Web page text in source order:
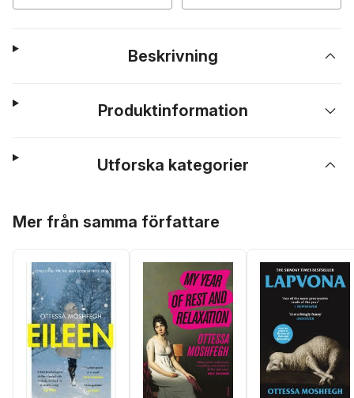
Beskrivning
Produktinformation
Utforska kategorier
Mer från samma författare